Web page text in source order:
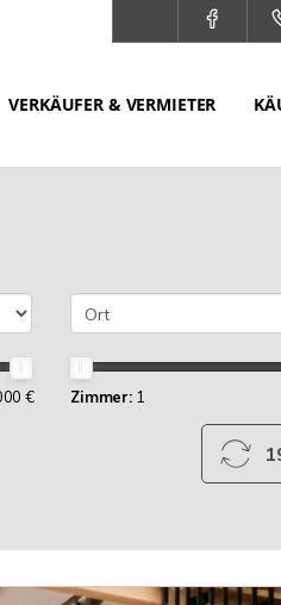
VERKÄUFER & VERMIETER
€ Zimmer: 1